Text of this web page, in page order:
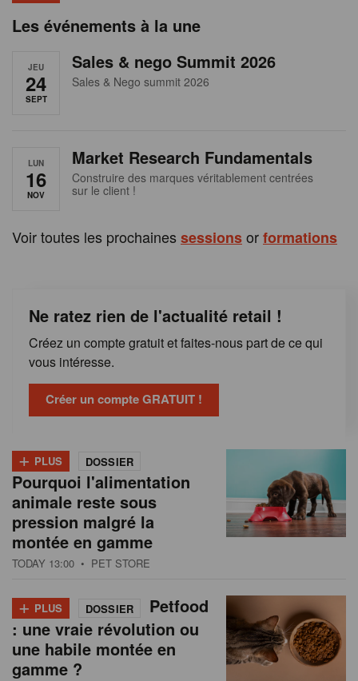
aLes événements à la une
JEU
24
SEPT
Sales & nego Summit 2026
Sales & Nego summit 2026
LUN
16
NOV
Market Research Fundamentals
Construire des marques véritablement centrées
sur le client !
Voir toutes les prochaines sessionsorformations
Ne ratez rien de l'actualité retail !
Créez un compte gratuit et faites-nous part de ce qui
vous intéresse.
Créer un compte GRATUIT !
+ PLUS DOSSIER
Pourquoi l'alimentation
animale reste sous
pression malgré la
montée en gamme
TODAY 13:00 • PET STORE
+ PLUS DOSSIER
Petfood
: une vraie révolution ou
une habile montée en
gamme ?